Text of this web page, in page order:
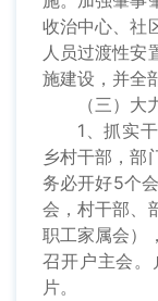
收治中心、社
人员过渡性安
施建设，并全
（三）
1、抓实
乡村干部，部
务必开好5个
会，村干部、
职工家属会）
召开户主会。
片。